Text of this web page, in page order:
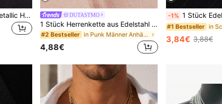
kuuioe 1 Stück Hip-Hop Metallic Halskette oder Armband für Männer oder Frauen, modisches Accessoire mit Street-Chic-Stil und glänzendem Design DUTASTMO
1 Stück Herrenkette aus Edelstahl in Gold mit quadratischem Buchstabenanhänger, Schmuck mit A-Z Buchstaben
#2 Bestseller in Punk Männer Anhänger Halsketten
4,88€
-1% 1 Stück Edelstahl Kette mit Herren Kartenform Anhänger,
#1 Bestseller
3,84€ 3,88€